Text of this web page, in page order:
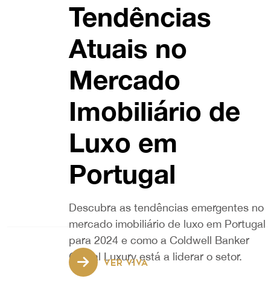
Tendências
Atuais no
Mercado
Imobiliário de
Luxo em
Portugal
Descubra as tendências emergentes no
mercado imobiliário de luxo em Portugal
para 2024 e como a Coldwell Banker
Global Luxury está a liderar o setor.
VER VIVA